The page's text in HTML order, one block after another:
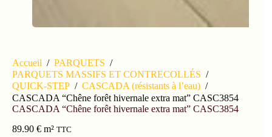
Accueil / PARQUETS /
PARQUETS MASSIFS ET CONTRECOLLÉS /
QUICK-STEP / CASCADA (résistants à l’eau) /
CASCADA “Chêne forêt hivernale extra mat” CASC3854
CASCADA “Chêne forêt hivernale extra mat” CASC3854
89.90 € m² TTC